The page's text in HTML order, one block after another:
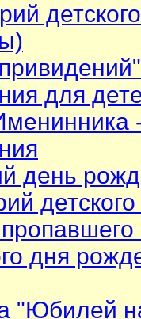
для
день
дня
"Юбилей